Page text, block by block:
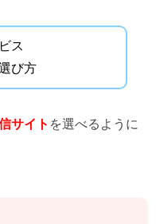
ス
び方
サイト を選べるように